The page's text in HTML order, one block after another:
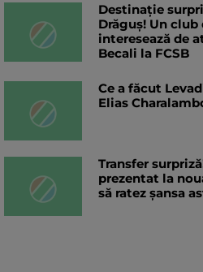
Destinație
Drăguș! Un
interesează de
Becali la FCSB
Ce a făcut
Elias
Transfer
prezentat la
să ratez șansa